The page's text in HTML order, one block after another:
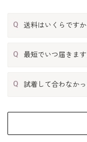
Q 送料はいくらですか
Q 最短でいつ届きます
Q 試着して合わなか